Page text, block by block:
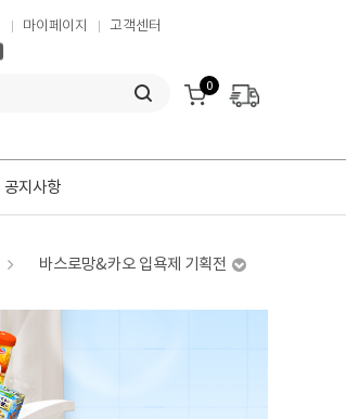
마이페이지 고객센터
0
공지사항
바스로망&카오 입욕제 기획전